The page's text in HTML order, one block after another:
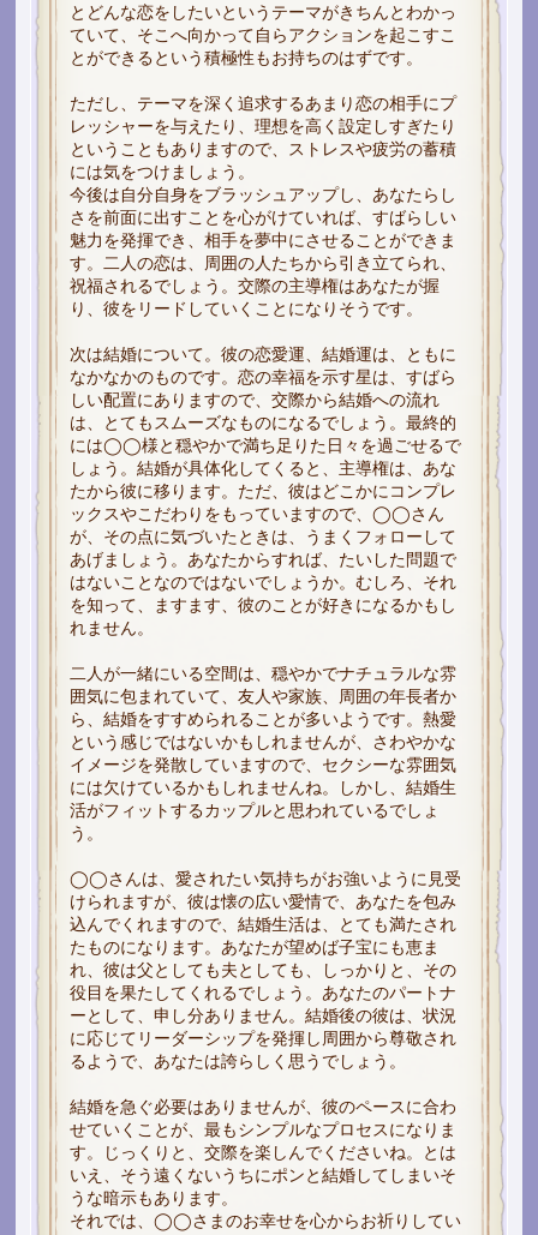
とどんな恋をしたいというテーマがきちんとわかっ
ていて、そこへ向かって自らアクションを起こすこ
とができるという積極性もお持ちのはずです。
ただし、テーマを深く追求するあまり恋の相手にプ
レッシャーを与えたり、理想を高く設定しすぎたり
ということもありますので、ストレスや疲労の蓄積
には気をつけましょう。
今後は自分自身をブラッシュアップし、あなたらし
さを前面に出すことを心がけていれば、すばらしい
魅力を発揮でき、相手を夢中にさせることができま
す。二人の恋は、周囲の人たちから引き立てられ、
祝福されるでしょう。交際の主導権はあなたが握
り、彼をリードしていくことになりそうです。
次は結婚について。彼の恋愛運、結婚運は、ともに
なかなかのものです。恋の幸福を示す星は、すばら
しい配置にありますので、交際から結婚への流れ
は、とてもスムーズなものになるでしょう。最終的
には◯◯様と穏やかで満ち足りた日々を過ごせるで
しょう。結婚が具体化してくると、主導権は、あな
たから彼に移ります。ただ、彼はどこかにコンプレ
ックスやこだわりをもっていますので、◯◯さん
が、その点に気づいたときは、うまくフォローして
あげましょう。あなたからすれば、たいした問題で
はないことなのではないでしょうか。むしろ、それ
を知って、ますます、彼のことが好きになるかもし
れません。
二人が一緒にいる空間は、穏やかでナチュラルな雰
囲気に包まれていて、友人や家族、周囲の年長者か
ら、結婚をすすめられることが多いようです。熱愛
という感じではないかもしれませんが、さわやかな
イメージを発散していますので、セクシーな雰囲気
には欠けているかもしれませんね。しかし、結婚生
活がフィットするカップルと思われているでしょ
う。
◯◯さんは、愛されたい気持ちがお強いように見受
けられますが、彼は懐の広い愛情で、あなたを包み
込んでくれますので、結婚生活は、とても満たされ
たものになります。あなたが望めば子宝にも恵ま
れ、彼は父としても夫としても、しっかりと、その
役目を果たしてくれるでしょう。あなたのパートナ
ーとして、申し分ありません。結婚後の彼は、状況
に応じてリーダーシップを発揮し周囲から尊敬され
るようで、あなたは誇らしく思うでしょう。
結婚を急ぐ必要はありませんが、彼のペースに合わ
せていくことが、最もシンプルなプロセスになりま
す。じっくりと、交際を楽しんでくださいね。とは
いえ、そう遠くないうちにポンと結婚してしまいそ
うな暗示もあります。
それでは、◯◯さまのお幸せを心からお祈りしてい